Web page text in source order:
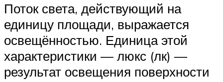
Поток света, действующий на
единицу площади, выражается
освещённостью. Единица этой
характеристики — люкс (лк) —
результат освещения поверхности